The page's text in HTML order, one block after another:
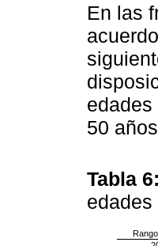
En las
50
Tabla 6:
edades